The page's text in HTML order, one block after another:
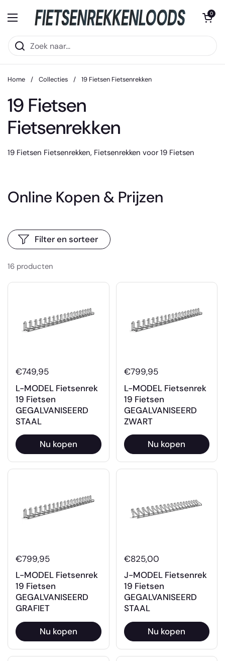
Menu openen
Winkelwagentje
0
Home / Collecties / 19 Fietsen Fietsenrekken
19 Fietsen
Fietsenrekken
19 Fietsen Fietsenrekken, Fietsenrekken voor 19 Fietsen
Online Kopen & Prijzen
16 producten
Filter en sorteer
€749,95
L-MODEL Fietsenrek
19 Fietsen
GEGALVANISEERD
STAAL
Nu kopen
€799,95
L-MODEL Fietsenrek
19 Fietsen
GEGALVANISEERD
ZWART
Nu kopen
€799,95
L-MODEL Fietsenrek
19 Fietsen
GEGALVANISEERD
GRAFIET
Nu kopen
€825,00
J-MODEL Fietsenrek
19 Fietsen
GEGALVANISEERD
STAAL
Nu kopen